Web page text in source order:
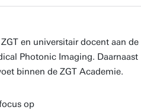
en universitair docent aan de
Photonic Imaging. Daarnaast
binnen de ZGT Academie.
op